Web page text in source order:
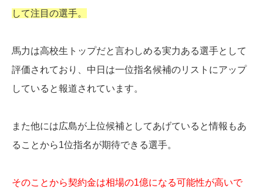
して注目の選手。
馬力は高校生トップだと言わしめる実力ある選手として
評価されており、中日は一位指名候補のリストにアップ
していると報道されています。
また他には広島が上位候補としてあげていると情報もあ
ることから1位指名が期待できる選手。
そのことから契約金は相場の1億になる可能性が高いで